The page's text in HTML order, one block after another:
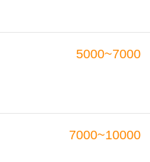
5000~7000
7000~10000